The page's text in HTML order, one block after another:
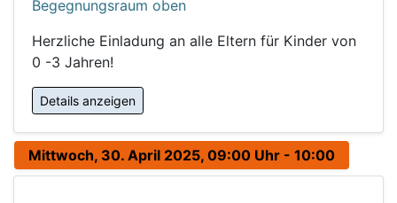
Begegnungsraum oben
Herzliche Einladung an alle Eltern für Kinder von
0 -3 Jahren!
Details anzeigen
Mittwoch, 30. April 2025, 09:00 Uhr - 10:00